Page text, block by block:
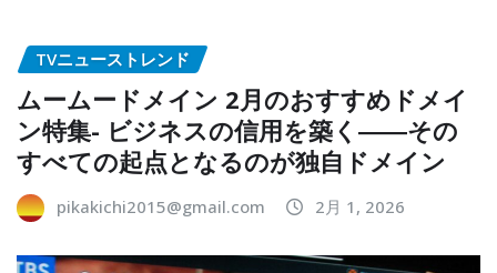
TVニューストレンド
ムームードメイン 2月のおすすめドメイ
ン特集- ビジネスの信用を築く――その
すべての起点となるのが独自ドメイン
pikakichi2015@gmail.com 2月 1, 2026